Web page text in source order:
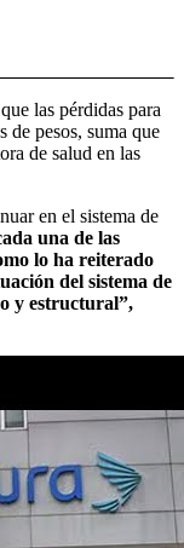
las pérdidas para
de pesos, suma que
de salud en las
en el sistema de
una de las
lo ha reiterado
del sistema de
y estructural”,